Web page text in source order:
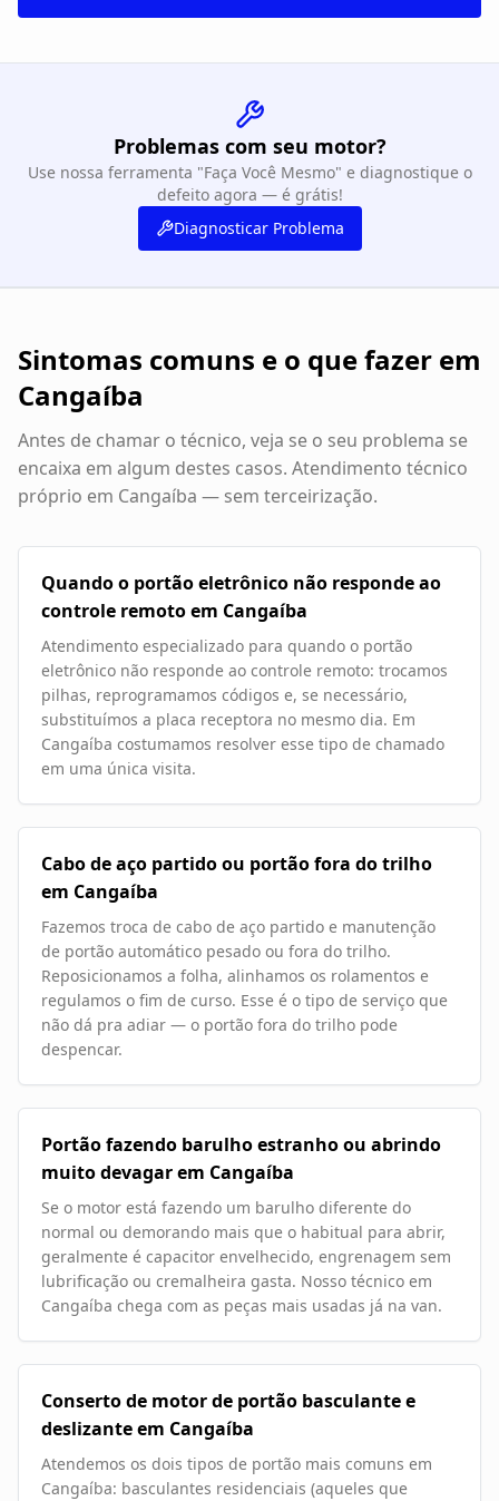
Problemas com seu motor?
Use nossa ferramenta "Faça Você Mesmo" e diagnostique o
defeito agora — é grátis!
Diagnosticar Problema
Sintomas comuns e o que fazer em
Cangaíba
Antes de chamar o técnico, veja se o seu problema se
encaixa em algum destes casos. Atendimento técnico
próprio em Cangaíba — sem terceirização.
Quando o portão eletrônico não responde ao
controle remoto em Cangaíba
Atendimento especializado para quando o portão
eletrônico não responde ao controle remoto: trocamos
pilhas, reprogramamos códigos e, se necessário,
substituímos a placa receptora no mesmo dia. Em
Cangaíba costumamos resolver esse tipo de chamado
em uma única visita.
Cabo de aço partido ou portão fora do trilho
em Cangaíba
Fazemos troca de cabo de aço partido e manutenção
de portão automático pesado ou fora do trilho.
Reposicionamos a folha, alinhamos os rolamentos e
regulamos o fim de curso. Esse é o tipo de serviço que
não dá pra adiar — o portão fora do trilho pode
despencar.
Portão fazendo barulho estranho ou abrindo
muito devagar em Cangaíba
Se o motor está fazendo um barulho diferente do
normal ou demorando mais que o habitual para abrir,
geralmente é capacitor envelhecido, engrenagem sem
lubrificação ou cremalheira gasta. Nosso técnico em
Cangaíba chega com as peças mais usadas já na van.
Conserto de motor de portão basculante e
deslizante em Cangaíba
Atendemos os dois tipos de portão mais comuns em
Cangaíba: basculantes residenciais (aqueles que